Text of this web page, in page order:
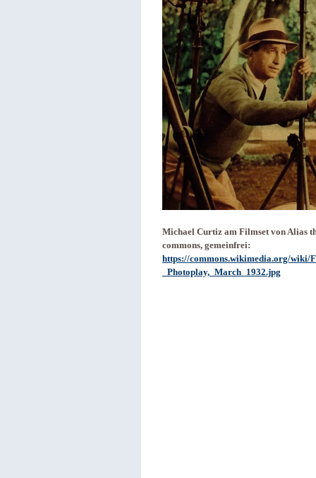
Michael Curtiz am Filmset von Alias
commons, gemeinfrei:
https://commons.wikimedia.org/
_Photoplay,_March_1932.jpg